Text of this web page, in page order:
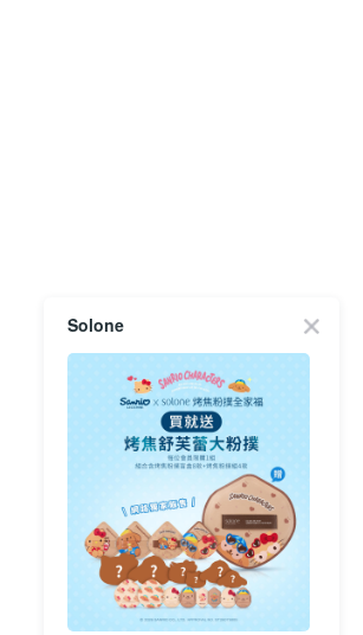
Solone